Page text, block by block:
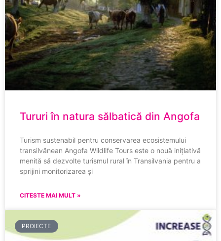
Tururi în natura sălbatică din Angofa
Turism sustenabil pentru conservarea ecosistemului
transilvănean Angofa Wildlife Tours este o nouă inițiativă
menită să dezvolte turismul rural în Transilvania pentru a
sprijini monitorizarea și
CITESTE MAI MULT »
PROIECTE